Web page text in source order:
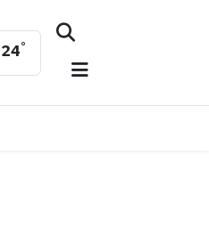
24°